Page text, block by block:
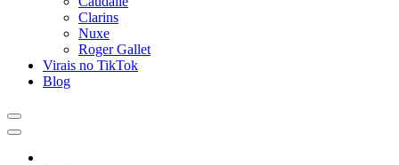
Clarins
Nuxe
Roger Gallet
Virais no TikTok
Blog